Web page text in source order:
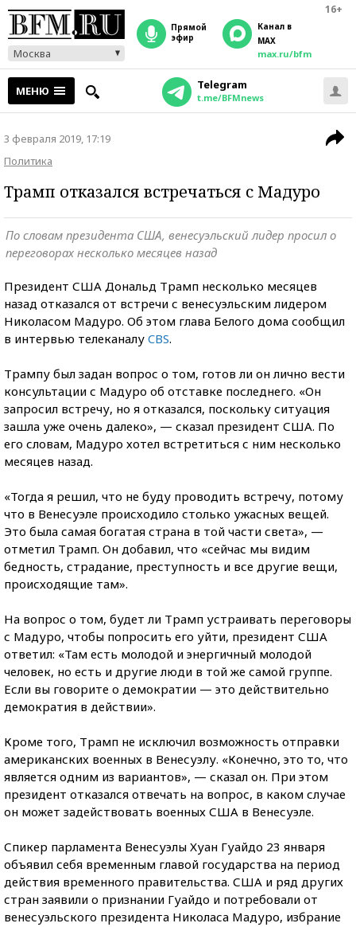
16+
Москва
прямой
эфир
Канал в
MAX
max.ru/bfm
МЕНЮ Telegram
t.me/BFMnews
3 февраля 2019, 17:19
Политика
Трамп отказался встречаться с Мадуро
По словам президента США, венесуэльский лидер просил о
переговорах несколько месяцев назад
Президент США Дональд Трамп несколько месяцев
назад отказался от встречи с венесуэльским лидером
Николасом Мадуро. Об этом глава Белого дома сообщил
в интервью телеканалу CBS.
Трампу был задан вопрос о том, готов ли он лично вести
консультации с Мадуро об отставке последнего. «Он
запросил встречу, но я отказался, поскольку ситуация
зашла уже очень далеко», — сказал президент США. По
его словам, Мадуро хотел встретиться с ним несколько
месяцев назад.
«Тогда я решил, что не буду проводить встречу, потому
что в Венесуэле происходило столько ужасных вещей.
Это была самая богатая страна в той части света», —
отметил Трамп. Он добавил, что «сейчас мы видим
бедность, страдание, преступность и все другие вещи,
происходящие там».
На вопрос о том, будет ли Трамп устраивать переговоры
с Мадуро, чтобы попросить его уйти, президент США
ответил: «Там есть молодой и энергичный молодой
человек, но есть и другие люди в той же самой группе.
Если вы говорите о демократии — это действительно
демократия в действии».
Кроме того, Трамп не исключил возможность отправки
американских военных в Венесуэлу. «Конечно, это то, что
является одним из вариантов», — сказал он. При этом
президент отказался отвечать на вопрос, в каком случае
он может задействовать военных США в Венесуэле.
Спикер парламента Венесуэлы Хуан Гуайдо 23 января
объявил себя временным главой государства на период
действия временного правительства. США и ряд других
стран заявили о признании Гуайдо и потребовали от
венесуэльского президента Николаса Мадуро, избрание